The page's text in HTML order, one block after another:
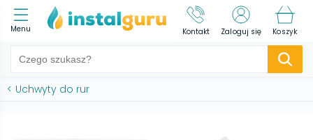
Menu Kontakt Zaloguj się Koszyk
< Uchwyty do rur